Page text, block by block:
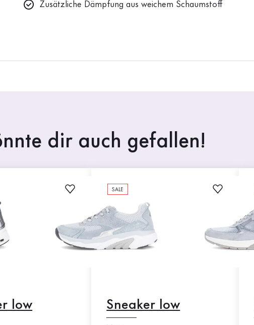
Zusätzliche Dämpfung aus weichem Schaumstoff
dir auch gefallen!
low
SALE
Sneaker low